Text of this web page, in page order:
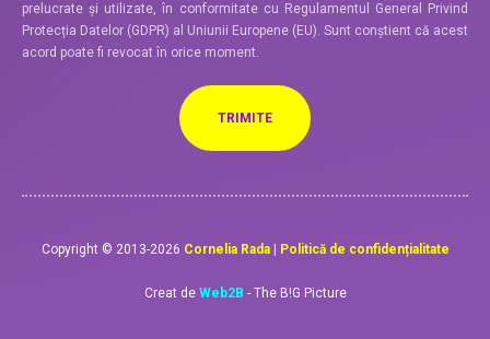
prelucrate și utilizate, în conformitate cu Regulamentul General Privind
Protecția Datelor (GDPR) al Uniunii Europene (EU). Sunt conștient că acest
acord poate fi revocat în orice moment.
Copyright © 2013-2026 Cornelia Rada| Politică de confidențialitate
Creat de Web2B - The B!G Picture